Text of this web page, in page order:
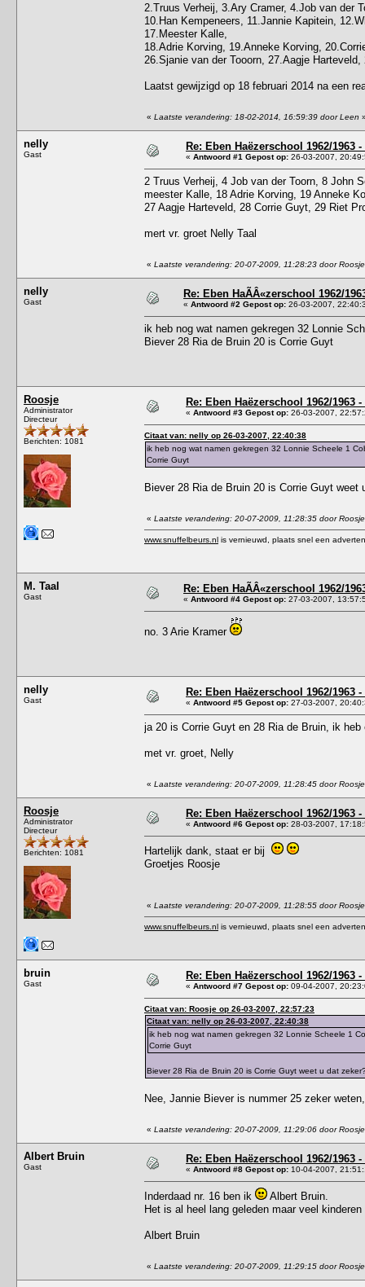
2.Truus Verheij, 3.Ary Cramer, 4.Job van der
10.Han Kempeneers, 11.Jannie Kapitein,
17.Meester Kalle,
18.Adrie Korving, 19.Anneke Korving,
26.Sjanie van der Tooorn, 27.Aagje
Laatst gewijzigd op 18 februari 2014 na een
« Laatste verandering: 18-02-2014, 16:59:39 door Leen
nelly
Gast
Re: Eben Haëzerschool 1962/1963
« Antwoord #1 Gepost op: 26-03-2007,
2 Truus Verheij, 4 Job van der Toorn, 8 John
meester Kalle, 18 Adrie Korving, 19 Anneke
27 Aagje Harteveld, 28 Corrie Guyt, 29 Riet
mert vr. groet Nelly Taal
« Laatste verandering: 20-07-2009, 11:28:23 door Roosje
nelly
Gast
Re: Eben HaÃÂ«zerschool 1962/
« Antwoord #2 Gepost op: 26-03-2007,
ik heb nog wat namen gekregen 32 Lonnie
Biever 28 Ria de Bruin 20 is Corrie Guyt
Roosje
Administrator
Directeur
Berichten: 1081
Re: Eben Haëzerschool 1962/1963
« Antwoord #3 Gepost op: 26-03-2007,
Citaat van: nelly op 26-03-2007, 22:40:38
ik heb nog wat namen gekregen 32 Lonnie Scheele 1
Corrie Guyt
Biever 28 Ria de Bruin 20 is Corrie Guyt weet
« Laatste verandering: 20-07-2009, 11:28:35 door Roosje
www.snuffelbeurs.nl is vernieuwd, plaats snel een
M. Taal
Gast
Re: Eben HaÃÂ«zerschool 1962/
« Antwoord #4 Gepost op: 27-03-2007,
no. 3 Arie Kramer
nelly
Gast
Re: Eben Haëzerschool 1962/1963
« Antwoord #5 Gepost op: 27-03-2007,
ja 20 is Corrie Guyt en 28 Ria de Bruin, ik
met vr. groet, Nelly
« Laatste verandering: 20-07-2009, 11:28:45 door Roosje
Roosje
Administrator
Directeur
Berichten: 1081
Re: Eben Haëzerschool 1962/1963
« Antwoord #6 Gepost op: 28-03-2007,
Hartelijk dank, staat er bij
Groetjes Roosje
« Laatste verandering: 20-07-2009, 11:28:55 door Roosje
www.snuffelbeurs.nl is vernieuwd, plaats snel een
bruin
Gast
Re: Eben Haëzerschool 1962/1963
« Antwoord #7 Gepost op: 09-04-2007,
Citaat van: Roosje op 26-03-2007, 22:57:23
Citaat van: nelly op 26-03-2007, 22:40:38
ik heb nog wat namen gekregen 32 Lonnie Scheele 1
Corrie Guyt
Biever 28 Ria de Bruin 20 is Corrie Guyt weet u dat
Nee, Jannie Biever is nummer 25 zeker
« Laatste verandering: 20-07-2009, 11:29:06 door Roosje
Albert Bruin
Gast
Re: Eben Haëzerschool 1962/1963
« Antwoord #8 Gepost op: 10-04-2007,
Inderdaad nr. 16 ben ik
Albert Bruin.
Het is al heel lang geleden maar veel
Albert Bruin
« Laatste verandering: 20-07-2009, 11:29:15 door Roosje